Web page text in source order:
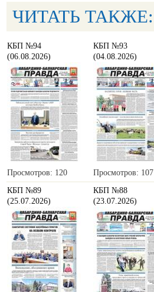
ЧИТАТЬ ТАКЖЕ:
КБП №94
(06.08.2026)
Просмотров: 120
КБП №93
(04.08.2026)
Просмотров: 107
КБП №89
(25.07.2026)
КБП №88
(23.07.2026)